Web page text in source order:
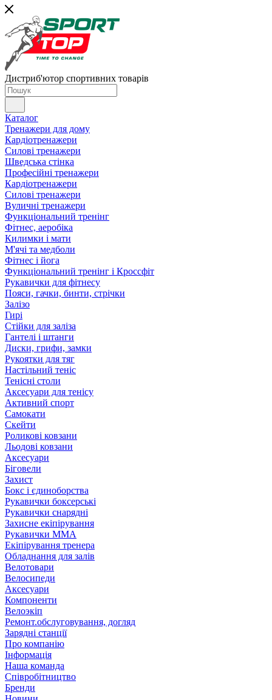
Дистриб'ютор спортивних товарів
Каталог
Тренажери для дому
Кардіотренажери
Силові тренажери
Шведська стінка
Професійні тренажери
Кардіотренажери
Силові тренажери
Вуличні тренажери
Функціональний тренінг
Фітнес, аеробіка
Килимки і мати
М'ячі та медболи
Фітнес і йога
Функціональний тренінг і Кроссфіт
Рукавички для фітнесу
Пояси, гачки, бинти, стрічки
Залізо
Гирі
Стійки для заліза
Гантелі і штанги
Диски, грифи, замки
Рукоятки для тяг
Настільний теніс
Тенісні столи
Аксесуари для тенісу
Активний спорт
Самокати
Скейти
Роликові ковзани
Льодові ковзани
Аксесуари
Біговели
Захист
Бокс і єдиноборства
Рукавички боксерські
Рукавички снарядні
Захисне екіпірування
Рукавички ММА
Екіпірування тренера
Обладнання для залів
Велотовари
Велосипеди
Аксесуари
Компоненти
Велоэкіп
Ремонт.обслуговування, догляд
Зарядні станції
Про компанію
Інформація
Наша команда
Співробітництво
Бренди